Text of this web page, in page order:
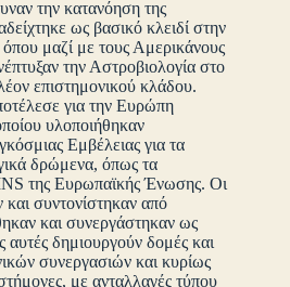
την κατανόηση της
ως βασικό κλειδί στην
μαζί με τους Αμερικάνους
την Αστροβιολογία στο
επιστημονικού κλάδου.
για την Ευρώπη
υλοποιήθηκαν
Εμβέλειας για τα
δρώμενα, όπως τα
της Ευρωπαϊκής Ένωσης. Οι
και συντονίστηκαν από
και συνεργάστηκαν ως
δημιουργούν δομές και
συνεργασιών και κυρίως
με ανταλλαγές τύπου